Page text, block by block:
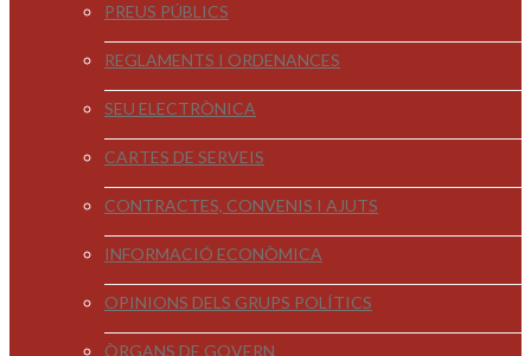
PREUS PÚBLICS
REGLAMENTS I ORDENANCES
SEU ELECTRÒNICA
CARTES DE SERVEIS
CONTRACTES, CONVENIS I AJUTS
INFORMACIÓ ECONÒMICA
OPINIONS DELS GRUPS POLÍTICS
ÒRGANS DE GOVERN